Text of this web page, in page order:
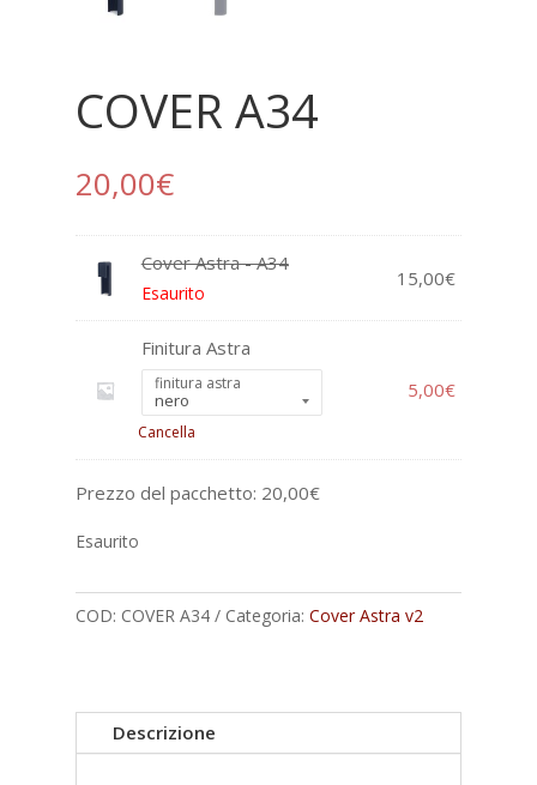
COVER A34
20,00€
Cover Astra - A34
Esaurito
15,00€
Finitura Astra
finitura astra
Cancella
5,00€
Prezzo del pacchetto: 20,00€
Esaurito
COD: COVER A34 Categoria: Cover Astra v2
Descrizione